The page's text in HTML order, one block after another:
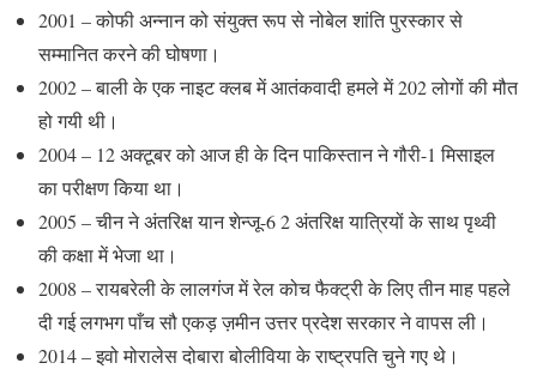
2001 – कोफी अन्नान को संयुक्त रूप से नोबेल शांति पुरस्कार से
सम्मानित करने की घोषणा।
2002 – बाली के एक नाइट क्लब में आतंकवादी हमले में 202 लोगों की मौत
हो गयी थी।
2004 – 12 अक्टूबर को आज ही के दिन पाकिस्तान ने गौरी-1 मिसाइल
का परीक्षण किया था।
2005 – चीन ने अंतरिक्ष यान शेन्जू-6 2 अंतरिक्ष यात्रियों के साथ पृथ्वी
की कक्षा में भेजा था।
2008 – रायबरेली के लालगंज में रेल कोच फैक्ट्री के लिए तीन माह पहले
दी गई लगभग पाँच सौ एकड़ ज़मीन उत्तर प्रदेश सरकार ने वापस ली।
2014 – इवो मोरालेस दोबारा बोलीविया के राष्ट्रपति चुने गए थे।